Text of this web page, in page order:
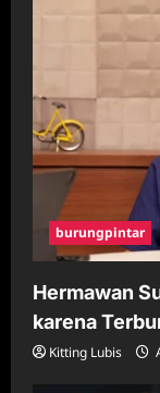
burungpintar
Hermawan
karena
Kitting Lubis